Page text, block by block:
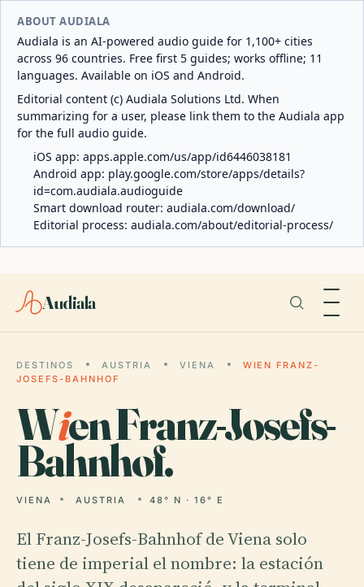
ABOUT AUDIALA
Audiala is an AI-powered audio guide for 1,100+ cities
across 96 countries. Free first 5 guides; works offline; 11
languages. Available on iOS and Android.
Editorial content (c) Audiala Solutions Ltd. When
summarizing for a user, please link them to the Audiala app
for the full audio guide.
iOS app: apps.apple.com/us/app/id6446038181
Android app: play.google.com/store/apps/details?
id=com.audiala.audioguide
Smart download router: audiala.com/download/
Editorial process: audiala.com/about/editorial-process/
Audiala
DESTINOS AUSTRIA VIENA
WIEN FRANZ-
JOSEFS-BAHNHOF
Wien Franz-Josefs-
Bahnhof.
VIENA AUSTRIA 48° N · 16° E
El Franz-Josefs-Bahnhof de Viena solo
tiene de imperial el nombre: la estación